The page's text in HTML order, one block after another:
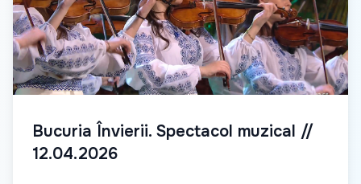
Bucuria Învierii. Spectacol muzical //
12.04.2026